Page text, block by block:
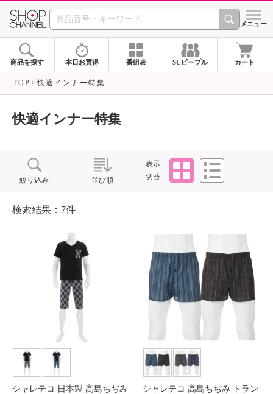
SHOP CHANNEL ショッ
メニュー
商品を探す 本日お買得 番組表 SCピープル カート
TOP 快適インナー特集
快適インナー特集
絞り込み 並び順
表示
切替
タイル
検索結果：7件
シャレテコ 日本製 高島ちぢみ
シャレテコ 高島ちぢみ トラン